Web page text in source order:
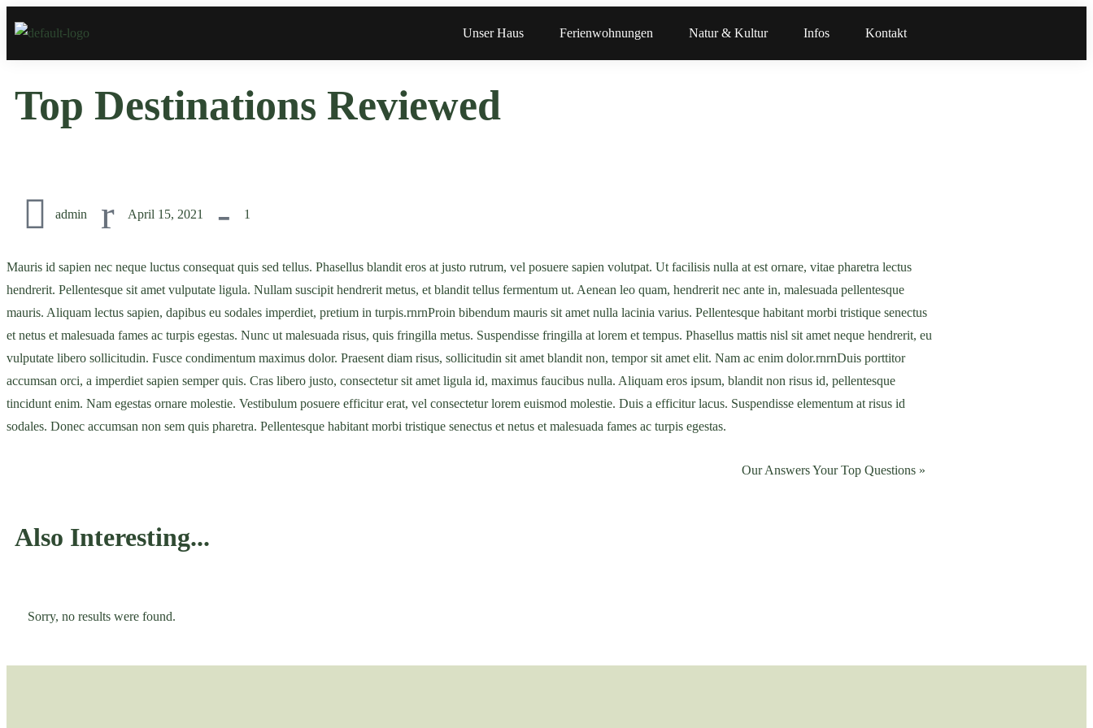
Unser Haus Ferienwohnungen Natur & Kultur Infos Kontakt
Top Destinations Reviewed
admin April 15, 2021 1
Mauris id sapien nec neque luctus consequat quis sed tellus. Phasellus blandit eros at justo rutrum, vel posuere sapien volutpat. Ut facilisis nulla at est ornare, vitae pharetra lectus
hendrerit. Pellentesque sit amet vulputate ligula. Nullam suscipit hendrerit metus, et blandit tellus fermentum ut. Aenean leo quam, hendrerit nec ante in, malesuada pellentesque
mauris. Aliquam lectus sapien, dapibus eu sodales imperdiet, pretium in turpis.rnrnProin bibendum mauris sit amet nulla lacinia varius. Pellentesque habitant morbi tristique senectus
et netus et malesuada fames ac turpis egestas. Nunc ut malesuada risus, quis fringilla metus. Suspendisse fringilla at lorem et tempus. Phasellus mattis nisl sit amet neque hendrerit, eu
vulputate libero sollicitudin. Fusce condimentum maximus dolor. Praesent diam risus, sollicitudin sit amet blandit non, tempor sit amet elit. Nam ac enim dolor.rnrnDuis porttitor
accumsan orci, a imperdiet sapien semper quis. Cras libero justo, consectetur sit amet ligula id, maximus faucibus nulla. Aliquam eros ipsum, blandit non risus id, pellentesque
tincidunt enim. Nam egestas ornare molestie. Vestibulum posuere efficitur erat, vel consectetur lorem euismod molestie. Duis a efficitur lacus. Suspendisse elementum at risus id
sodales. Donec accumsan non sem quis pharetra. Pellentesque habitant morbi tristique senectus et netus et malesuada fames ac turpis egestas.
Our Answers Your Top Questions »
Also Interesting...
Sorry, no results were found.